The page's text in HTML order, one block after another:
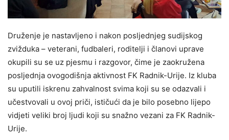
Druženje je nastavljeno i nakon posljednjeg sudijskog
zvižduka – veterani, fudbaleri, roditelji i članovi uprave
okupili su se uz pjesmu i razgovor, čime je zaokružena
posljednja ovogodišnja aktivnost FK Radnik-Urije. Iz kluba
su uputili iskrenu zahvalnost svima koji su se odazvali i
učestvovali u ovoj priči, ističući da je bilo posebno lijepo
vidjeti veliki broj ljudi koji su snažno vezani za FK Radnik-
Urije.